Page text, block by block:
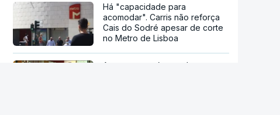
Há "capacidade para
acomodar". Carris não reforça
Cais do Sodré apesar de corte
no Metro de Lisboa
Aumentou o número de pessoas